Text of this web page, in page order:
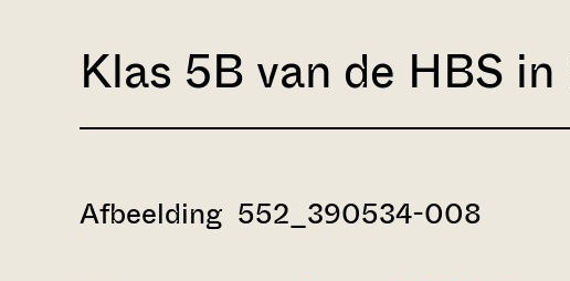
Klas 5B van de HBS
Afbeelding 552_390534-008